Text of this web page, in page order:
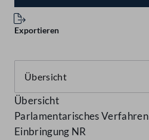
Exportieren
Übersicht
Parlamentarisches Verfahren
Einbringung NR